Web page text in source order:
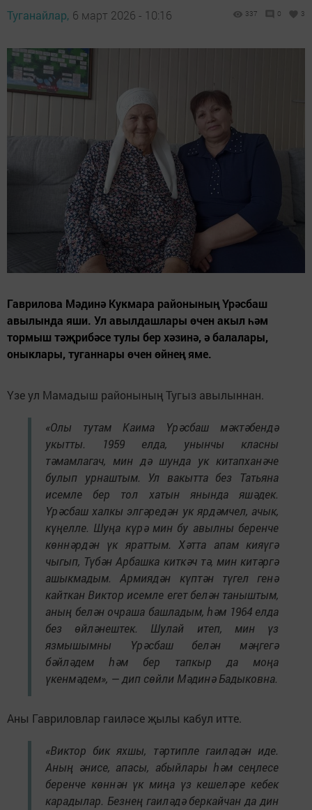
Туганайлар, 6 март 2026 - 10:16 337 0 3
Гаврилова Мәдинә Кукмара районының Үрәсбаш
авылында яши. Ул авылдашлары өчен акыл һәм
тормыш тәҗрибәсе тулы бер хәзинә, ә балалары,
оныклары, туганнары өчен өйнең яме.
Үзе ул Мамадыш районының Тугыз авылыннан.
«Олы тутам Каима Үрәсбаш мәктәбендә
укытты. 1959 елда, унынчы класны
тәмамлагач, мин дә шунда ук китапханәче
булып урнаштым. Ул вакытта без Татьяна
исемле бер тол хатын янында яшәдек.
Үрәсбаш халкы элгәредән ук ярдәмчел, ачык,
күңелле. Шуңа күрә мин бу авылны беренче
көннәрдән үк яраттым. Хәтта апам кияүгә
чыгып, Түбән Арбашка киткәч тә, мин китәргә
ашыкмадым. Армиядән күптән түгел генә
кайткан Виктор исемле егет белән таныштым,
аның белән очраша башладым, һәм 1964 елда
без өйләнештек. Шулай итеп, мин үз
язмышымны Үрәсбаш белән мәңгегә
бәйләдем һәм бер тапкыр да моңа
үкенмәдем», — дип сөйли Мәдинә Бадыковна.
Аны Гавриловлар гаиләсе җылы кабул итте.
«Виктор бик яхшы, тәртипле гаиләдән иде.
Аның әнисе, апасы, абыйлары һәм сеңлесе
беренче көннән үк миңа үз кешеләре кебек
карадылар. Безнең гаиләдә беркайчан да дин